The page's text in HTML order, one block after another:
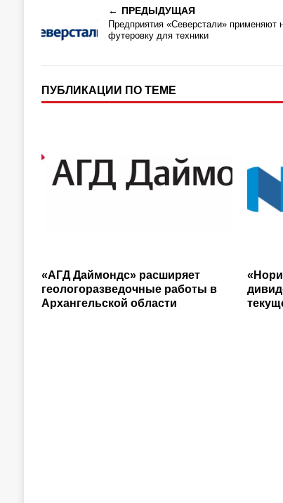
ПРЕДЫДУЩАЯ
Предприятия «Северстали» применяют
футеровку для техники
ПУБЛИКАЦИИ ПО ТЕМЕ
«АГД Даймондс» расширяет
геологоразведочные работы в
Архангельской области